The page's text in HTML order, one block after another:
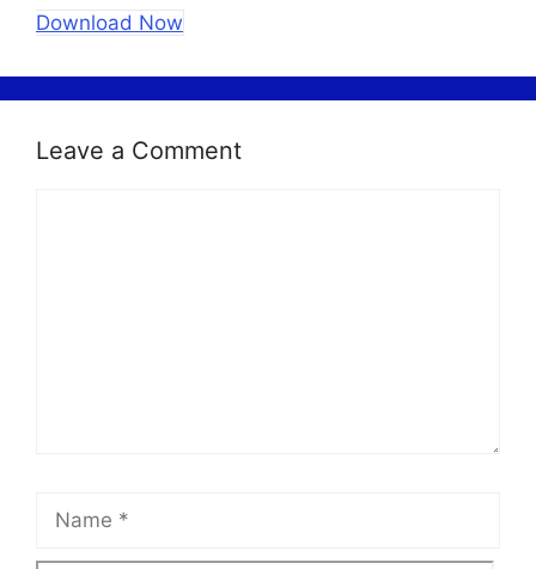
Download Now
Leave a Comment
Name